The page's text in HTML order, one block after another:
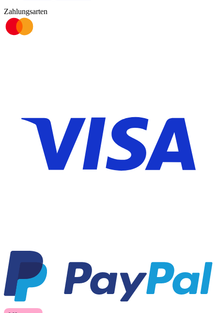
Zahlungsarten